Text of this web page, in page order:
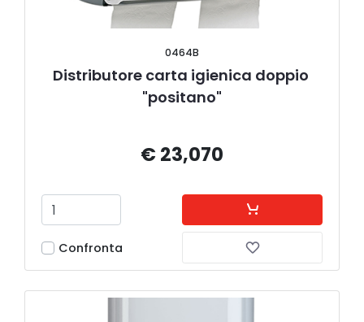
0464B
Distributore carta igienica doppio
"positano"
€ 23,070
Confronta